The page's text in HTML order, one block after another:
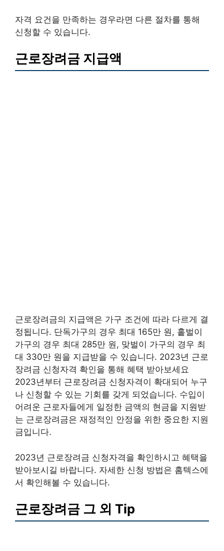
자격 요건을 만족하는 경우라면 다른 절차를 통해
신청할 수 있습니다.
근로장려금 지급액
근로장려금의 지급액은 가구 조건에 따라 다르게 결
정됩니다. 단독가구의 경우 최대 165만 원, 홑벌이
가구의 경우 최대 285만 원, 맞벌이 가구의 경우 최
대 330만 원을 지급받을 수 있습니다. 2023년 근로
장려금 신청자격 확인을 통해 혜택 받아보세요
2023년부터 근로장려금 신청자격이 확대되어 누구
나 신청할 수 있는 기회를 갖게 되었습니다. 수입이
어려운 근로자들에게 일정한 금액의 현금을 지원받
는 근로장려금은 재정적인 안정을 위한 중요한 지원
금입니다.
2023년 근로장려금 신청자격을 확인하시고 혜택을
받아보시길 바랍니다. 자세한 신청 방법은 홈텍스에
서 확인해볼 수 있습니다.
근로장려금 그 외 Tip